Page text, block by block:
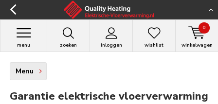
zoeken inloggen
menu wishlist winkelwagen
0
Menu
Garantie elektrische vloerverwarming